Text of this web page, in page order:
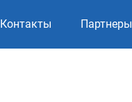
Контакты Партнеры